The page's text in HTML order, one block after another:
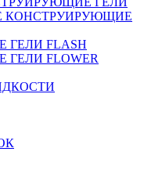
FLASH
FLOWER